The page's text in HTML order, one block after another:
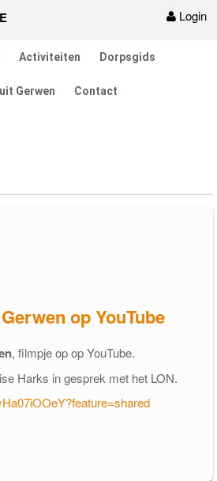
Login
Activiteiten Dorpsgids
Gerwen Contact
op YouTube
, filmpje op op YouTube.
Harks in gesprek met het LON.